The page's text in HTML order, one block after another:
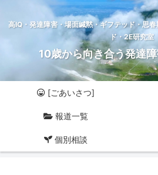
高IQ・発達障害・場面緘黙・ギフテッド・思
ド・2E研究室
10歳から向き合う発達
[ごあいさつ]
報道一覧
個別相談